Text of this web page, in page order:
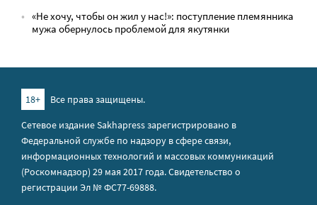
«Не хочу, чтобы он жил у нас!»: поступление племянника
мужа обернулось проблемой для якутянки
18+
Все права защищены.
Сетевое издание Sakhapress зарегистрировано в
Федеральной службе по надзору в сфере связи,
информационных технологий и массовых коммуникаций
(Роскомнадзор) 29 мая 2017 года. Свидетельство о
регистрации Эл № ФС77-69888.